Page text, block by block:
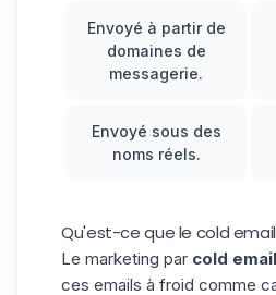
Envoyé à partir de
domaines de
messagerie.
Envoyé sous des
noms réels.
Qu'est-ce que le cold
Le marketing par cold email
ces emails à froid comme